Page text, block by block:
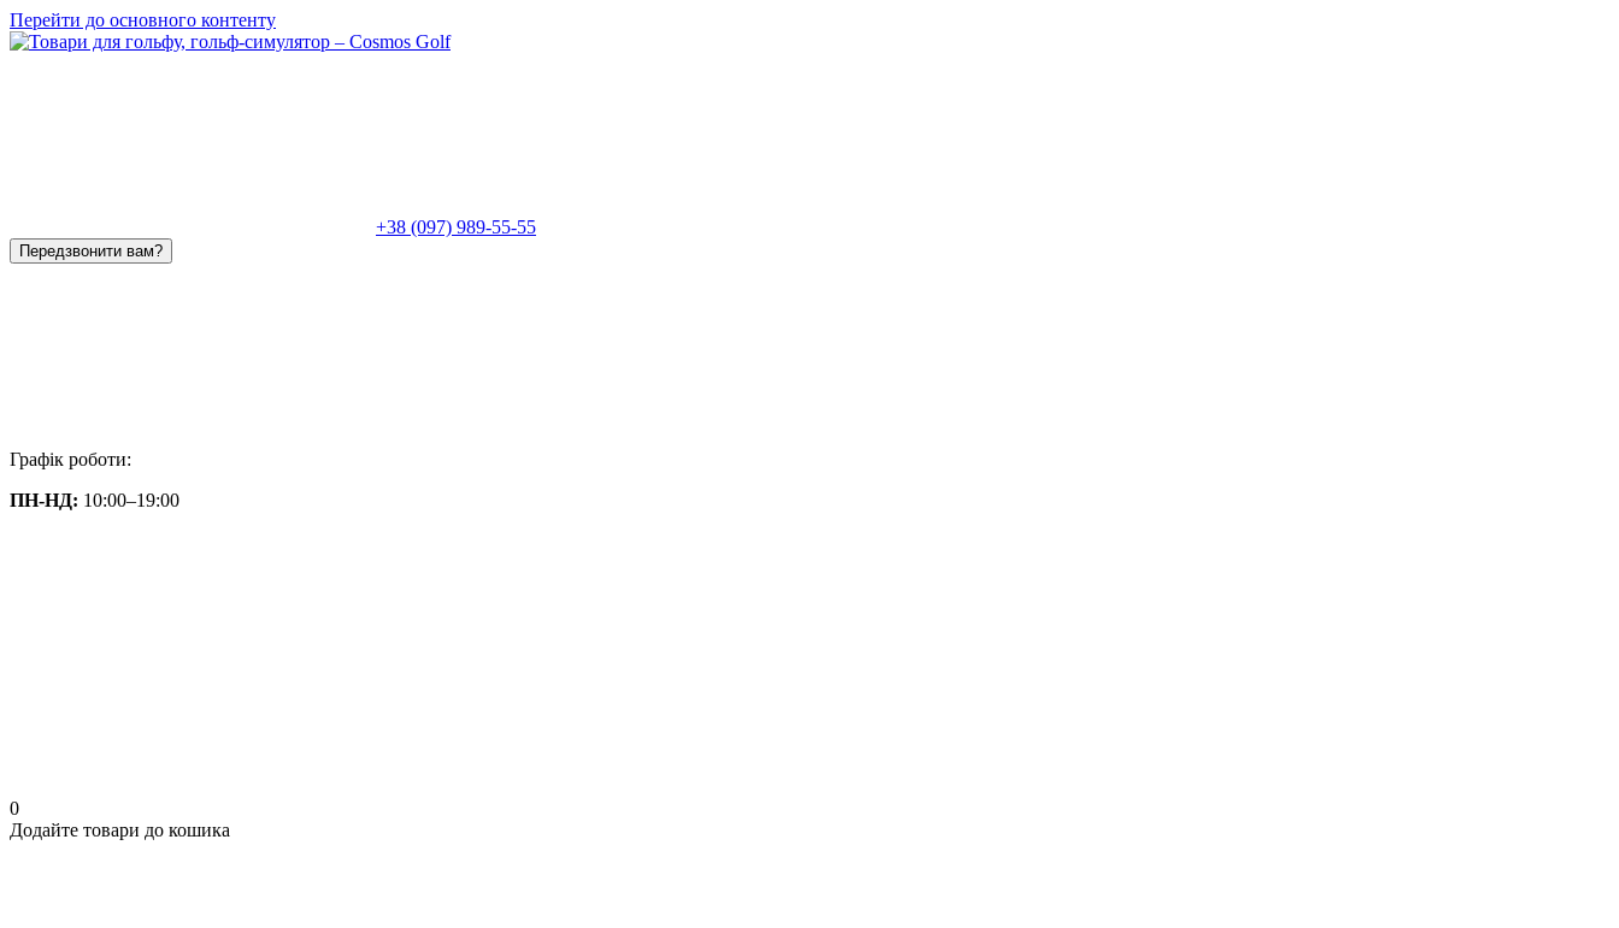
Перейти до основного контенту
+38 (097) 989-55-55
Передзвонити вам?
Графік роботи:
ПН-НД: 10:00–19:00
0
Додайте товари до кошика